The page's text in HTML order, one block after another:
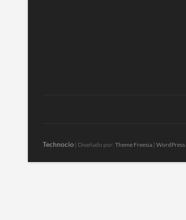
Technocio | Diseñado por: Theme Freesia | WordPress